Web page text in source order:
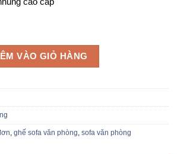
VÀO GIỎ HÀNG
ghế sofa văn phòng sofa văn phòng